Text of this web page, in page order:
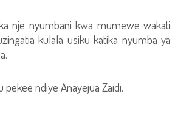
nje nyumbani kwa mumewe wakati
kulala usiku katika nyumba ya
ndiye Anayejua Zaidi.